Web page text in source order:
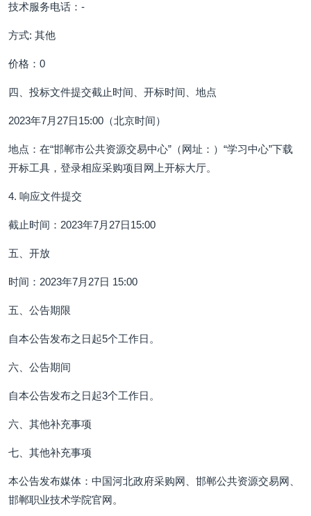
技术服务电话：-
方式: 其他
价格：0
四、投标文件提交截止时间、开标时间、地点
2023年7月27日15:00（北京时间）
地点：在“邯郸市公共资源交易中心”（网址：）“学习中心”下载
开标工具，登录相应采购项目网上开标大厅。
4. 响应文件提交
截止时间：2023年7月27日15:00
五、开放
时间：2023年7月27日 15:00
五、公告期限
自本公告发布之日起5个工作日。
六、公告期间
自本公告发布之日起3个工作日。
六、其他补充事项
七、其他补充事项
本公告发布媒体：中国河北政府采购网、邯郸公共资源交易网、
邯郸职业技术学院官网。